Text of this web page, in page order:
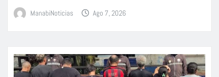
ManabiNoticias Ago 7, 2026